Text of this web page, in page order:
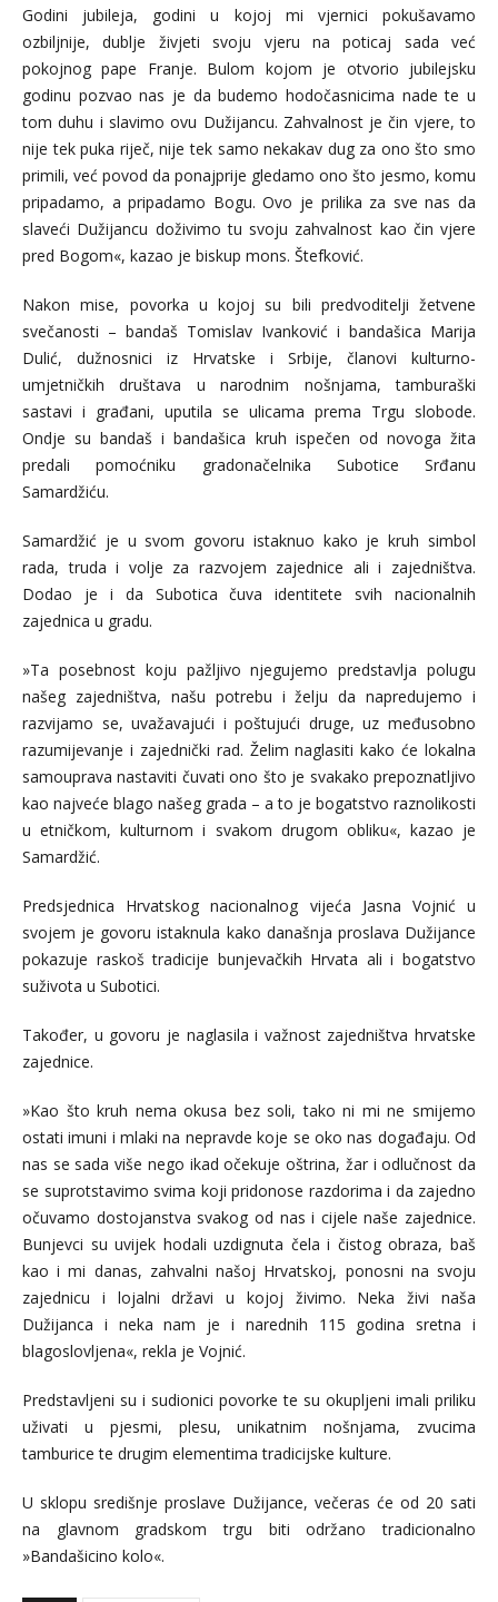
Godini jubileja, godini u kojoj mi vjernici pokušavamo
ozbiljnije, dublje živjeti svoju vjeru na poticaj sada već
pokojnog pape Franje. Bulom kojom je otvorio jubilejsku
godinu pozvao nas je da budemo hodočasnicima nade te u
tom duhu i slavimo ovu Dužijancu. Zahvalnost je čin vjere, to
nije tek puka riječ, nije tek samo nekakav dug za ono što smo
primili, već povod da ponajprije gledamo ono što jesmo, komu
pripadamo, a pripadamo Bogu. Ovo je prilika za sve nas da
slaveći Dužijancu doživimo tu svoju zahvalnost kao čin vjere
pred Bogom«, kazao je biskup mons. Štefković.
Nakon mise, povorka u kojoj su bili predvoditelji žetvene
svečanosti – bandaš Tomislav Ivanković i bandašica Marija
Dulić, dužnosnici iz Hrvatske i Srbije, članovi kulturno-
umjetničkih društava u narodnim nošnjama, tamburaški
sastavi i građani, uputila se ulicama prema Trgu slobode.
Ondje su bandaš i bandašica kruh ispečen od novoga žita
predali pomoćniku gradonačelnika Subotice Srđanu
Samardžiću.
Samardžić je u svom govoru istaknuo kako je kruh simbol
rada, truda i volje za razvojem zajednice ali i zajedništva.
Dodao je i da Subotica čuva identitete svih nacionalnih
zajednica u gradu.
»Ta posebnost koju pažljivo njegujemo predstavlja polugu
našeg zajedništva, našu potrebu i želju da napredujemo i
razvijamo se, uvažavajući i poštujući druge, uz međusobno
razumijevanje i zajednički rad. Želim naglasiti kako će lokalna
samouprava nastaviti čuvati ono što je svakako prepoznatljivo
kao najveće blago našeg grada – a to je bogatstvo raznolikosti
u etničkom, kulturnom i svakom drugom obliku«, kazao je
Samardžić.
Predsjednica Hrvatskog nacionalnog vijeća Jasna Vojnić u
svojem je govoru istaknula kako današnja proslava Dužijance
pokazuje raskoš tradicije bunjevačkih Hrvata ali i bogatstvo
suživota u Subotici.
Također, u govoru je naglasila i važnost zajedništva hrvatske
zajednice.
»Kao što kruh nema okusa bez soli, tako ni mi ne smijemo
ostati imuni i mlaki na nepravde koje se oko nas događaju. Od
nas se sada više nego ikad očekuje oštrina, žar i odlučnost da
se suprotstavimo svima koji pridonose razdorima i da zajedno
očuvamo dostojanstva svakog od nas i cijele naše zajednice.
Bunjevci su uvijek hodali uzdignuta čela i čistog obraza, baš
kao i mi danas, zahvalni našoj Hrvatskoj, ponosni na svoju
zajednicu i lojalni državi u kojoj živimo. Neka živi naša
Dužijanca i neka nam je i narednih 115 godina sretna i
blagoslovljena«, rekla je Vojnić.
Predstavljeni su i sudionici povorke te su okupljeni imali priliku
uživati u pjesmi, plesu, unikatnim nošnjama, zvucima
tamburice te drugim elementima tradicijske kulture.
U sklopu središnje proslave Dužijance, večeras će od 20 sati
na glavnom gradskom trgu biti održano tradicionalno
»Bandašicino kolo«.